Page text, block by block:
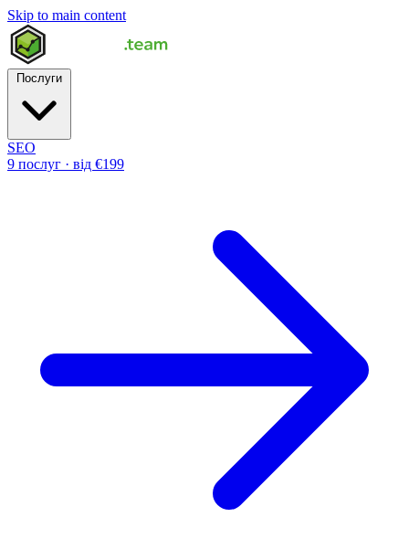
Skip to main content
SEO
9 послуг · від €199